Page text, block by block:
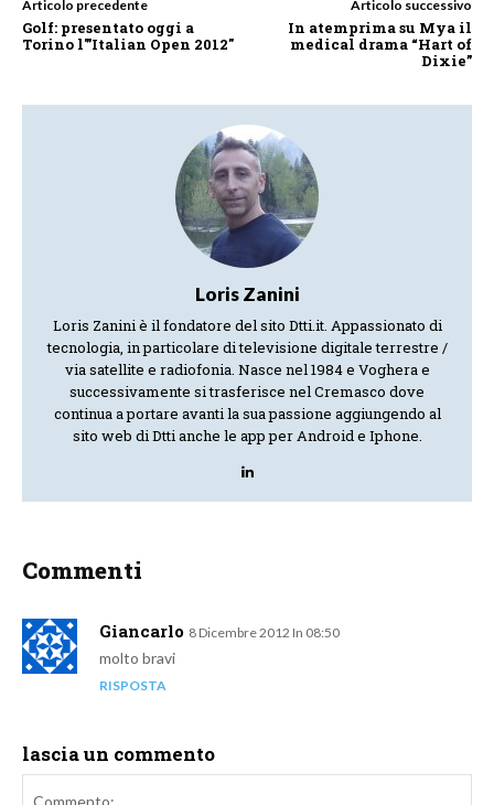
Articolo precedente
Golf: presentato oggi a
Torino l'”Italian Open 2012″
Articolo successivo
In atemprima su Mya il
medical drama “Hart of
Dixie”
Loris Zanini
Loris Zanini è il fondatore del sito Dtti.it. Appassionato di
tecnologia, in particolare di televisione digitale terrestre /
via satellite e radiofonia. Nasce nel 1984 e Voghera e
successivamente si trasferisce nel Cremasco dove
continua a portare avanti la sua passione aggiungendo al
sito web di Dtti anche le app per Android e Iphone.
Commenti
Giancarlo 8 Dicembre 2012 In 08:50
molto bravi
RISPOSTA
lascia un commento